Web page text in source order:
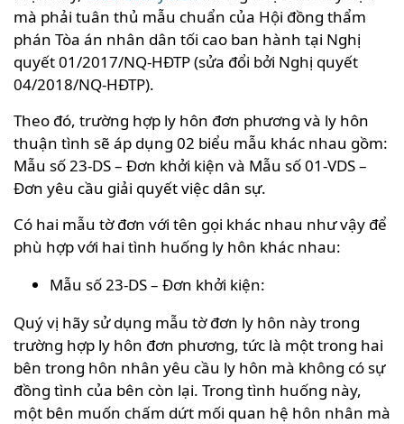
mà phải tuân thủ mẫu chuẩn của Hội đồng thẩm
phán Tòa án nhân dân tối cao ban hành tại Nghị
quyết 01/2017/NQ-HĐTP (sửa đổi bởi Nghị quyết
04/2018/NQ-HĐTP).
Theo đó, trường hợp ly hôn đơn phương và ly hôn
thuận tình sẽ áp dụng 02 biểu mẫu khác nhau gồm:
Mẫu số 23-DS – Đơn khởi kiện và Mẫu số 01-VDS –
Đơn yêu cầu giải quyết việc dân sự.
Có hai mẫu tờ đơn với tên gọi khác nhau như vậy để
phù hợp với hai tình huống ly hôn khác nhau:
Mẫu số 23-DS – Đơn khởi kiện:
Quý vị hãy sử dụng mẫu tờ đơn ly hôn này trong
trường hợp ly hôn đơn phương, tức là một trong hai
bên trong hôn nhân yêu cầu ly hôn mà không có sự
đồng tình của bên còn lại. Trong tình huống này,
một bên muốn chấm dứt mối quan hệ hôn nhân mà